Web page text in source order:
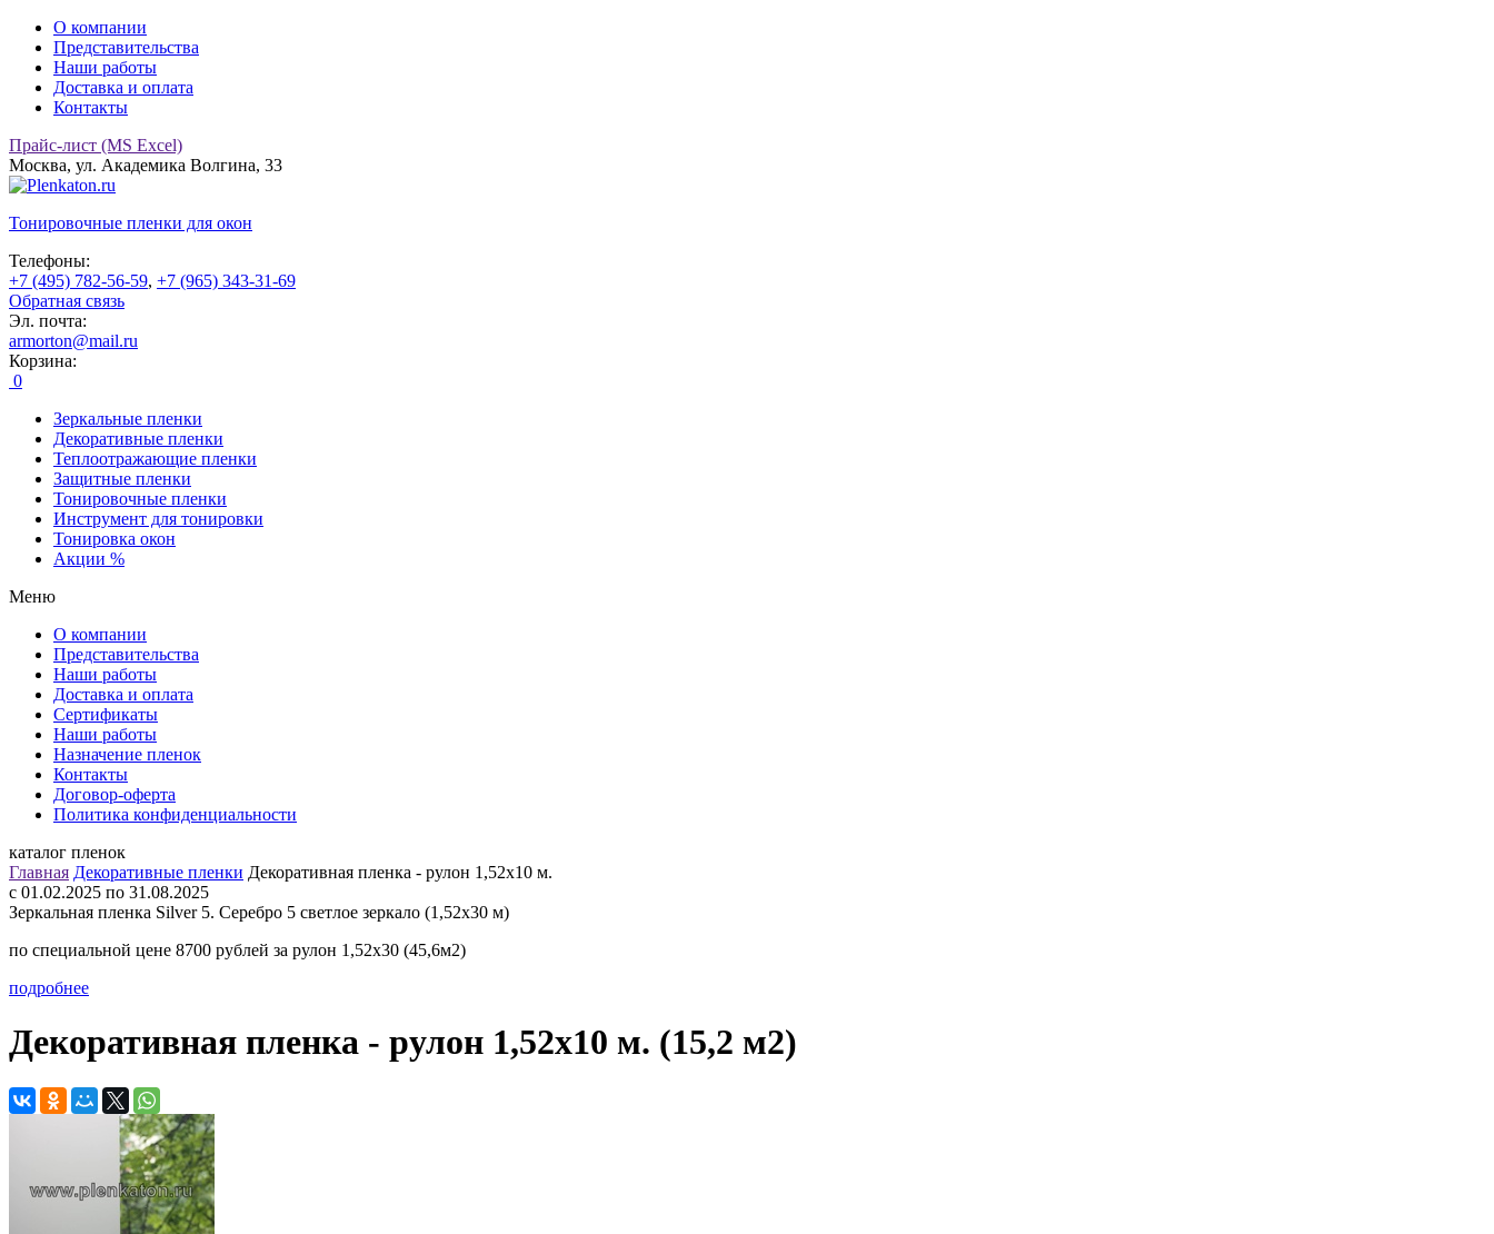
О компании
Представительства
Наши работы
Доставка и оплата
Контакты
Прайс-лист (MS Excel)
Москва, ул. Академика Волгина, 33
Тонировочные пленки для окон
Телефоны:
+7 (495) 782-56-59, +7 (965) 343-31-69
Обратная связь
Эл. почта:
armorton@mail.ru
Корзина:
0
Зеркальные пленки
Декоративные пленки
Теплоотражающие пленки
Защитные пленки
Тонировочные пленки
Инструмент для тонировки
Тонировка окон
Акции %
Меню
О компании
Представительства
Наши работы
Доставка и оплата
Сертификаты
Наши работы
Назначение пленок
Контакты
Договор-оферта
Политика конфиденциальности
каталог пленок
Главная Декоративные пленки Декоративная пленка - рулон 1,52х10 м.
c 01.02.2025 по 31.08.2025
Зеркальная пленка Silver 5. Серебро 5 светлое зеркало (1,52х30 м)
по специальной цене 8700 рублей за рулон 1,52х30 (45,6м2)
подробнее
Декоративная пленка - рулон 1,52х10 м. (15,2 м2)